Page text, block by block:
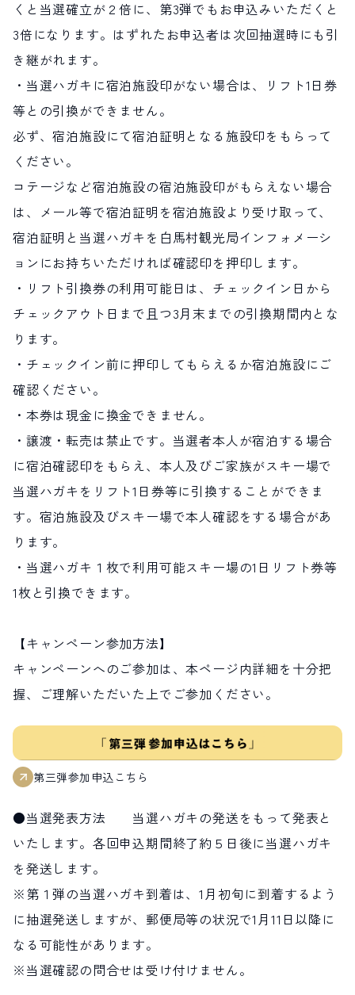
くと当選確立が２倍に、第3弾でもお申込みいただくと
3倍になります。はずれたお申込者は次回抽選時にも引
き継がれます。
・当選ハガキに宿泊施設印がない場合は、リフト1日券
等との引換ができません。
必ず、宿泊施設にて宿泊証明となる施設印をもらって
ください。
コテージなど宿泊施設の宿泊施設印がもらえない場合
は、メール等で宿泊証明を宿泊施設より受け取って、
宿泊証明と当選ハガキを白馬村観光局インフォメーシ
ョンにお持ちいただければ確認印を押印します。
・リフト引換券の利用可能日は、チェックイン日から
チェックアウト日まで且つ3月末までの引換期間内とな
ります。
・チェックイン前に押印してもらえるか宿泊施設にご
確認ください。
・本券は現金に換金できません。
・譲渡・転売は禁止です。当選者本人が宿泊する場合
に宿泊確認印をもらえ、本人及びご家族がスキー場で
当選ハガキをリフト1日券等に引換することができま
す。宿泊施設及びスキー場で本人確認をする場合があ
ります。
・当選ハガキ１枚で利用可能スキー場の1日リフト券等
1枚と引換できます。
【キャンペーン参加方法】
キャンペーンへのご参加は、本ページ内詳細を十分把
握、ご理解いただいた上でご参加ください。
第三弾参加申込こちら
●当選発表方法 当選ハガキの発送をもって発表と
いたします。各回申込期間終了約５日後に当選ハガキ
を発送します。
※第１弾の当選ハガキ到着は、1月初旬に到着するよう
に抽選発送しますが、郵便局等の状況で1月11日以降に
なる可能性があります。
※当選確認の問合せは受け付けません。